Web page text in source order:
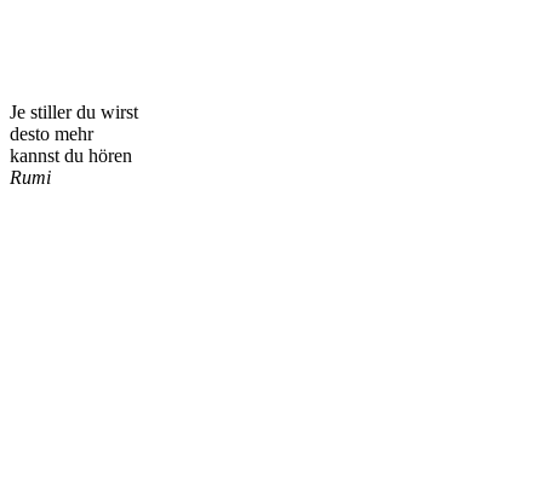
Je stiller du wirst
desto mehr
kannst du hören
Rumi